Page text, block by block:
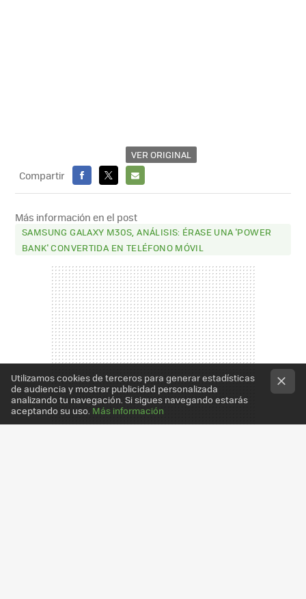
VER ORIGINAL
Compartir
FACEBOOK
X
E-
MAIL
Más información en el post
SAMSUNG GALAXY M30S, ANÁLISIS: ÉRASE UNA 'POWER
BANK' CONVERTIDA EN TELÉFONO MÓVIL
Utilizamos cookies de terceros para generar estadísticas
de audiencia y mostrar publicidad personalizada
analizando tu navegación. Si sigues navegando estarás
aceptando su uso. Más información